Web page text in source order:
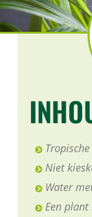
Niet
Water
Een